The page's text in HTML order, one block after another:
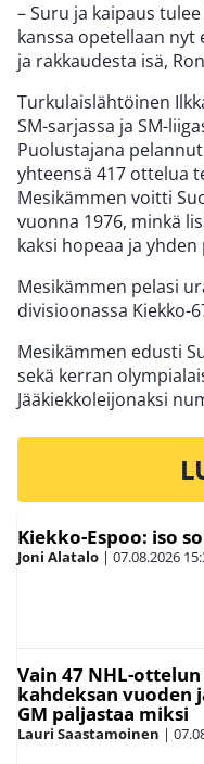
– Suru ja kaipaus
kanssa opetellaan nyt
ja rakkaudesta isä,
Turkulaislähtöinen
SM-sarjassa ja SM-
Puolustajana
yhteensä 417 ottelua
Mesikämmen voitti
vuonna 1976, minkä
kaksi hopeaa ja
Mesikämmen pelasi
divisioonassa Kiekko-
Mesikämmen edusti
sekä kerran
Jääkiekkoleijonaksi
Kiekko-Espoo: iso
Joni Alatalo | 07.08.2026
Vain 47 NHL-
kahdeksan vuoden
GM paljastaa miksi
Lauri Saastamoinen |